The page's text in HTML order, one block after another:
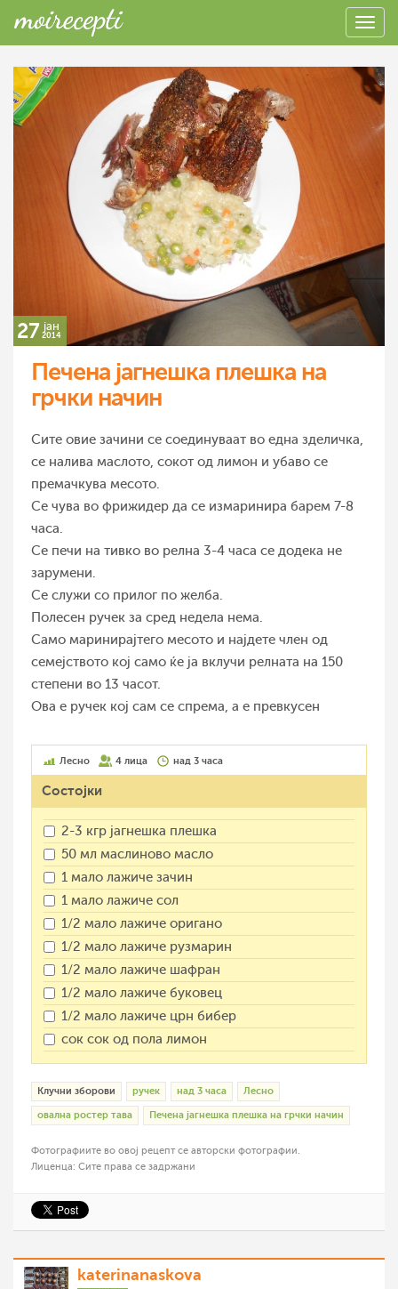
27 јан
2014
Печена јагнешка плешка на
грчки начин
Сите овие зачини се соединуваат во една зделичка,
се налива маслото, сокот од лимон и убаво се
премачкува месото.
Се чува во фрижидер да се измаринира барем 7-8
часа.
Се печи на тивко во релна 3-4 часа се додека не
зарумени.
Се служи со прилог по желба.
Полесен ручек за сред недела нема.
Само маринирајтего месото и најдете член од
семејството кој само ќе ја вклучи релната на 150
степени во 13 часот.
Ова е ручек кој сам се спрема, а е превкусен
Лесно 4 лица над 3 часа
Состојки
2-3 кгр јагнешка плешка
50 мл маслиново масло
1 мало лажиче зачин
1 мало лажиче сол
1/2 мало лажиче оригано
1/2 мало лажиче рузмарин
1/2 мало лажиче шафран
1/2 мало лажиче буковец
1/2 мало лажиче црн бибер
сок сок од пола лимон
Клучни зборови ручек над 3 часа Лесно
овална ростер тава Печена јагнешка плешка на грчки начин
Фотографиите во овој рецепт се авторски фотографии.
Лиценца: Сите права се задржани
katerinanaskova